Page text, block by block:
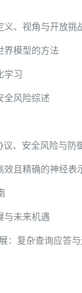
义、视角与开放挑
界模型的方法
学习
全风险综述
、安全风险与防
效且精确的神经表
与未来机遇
：复杂查询应答